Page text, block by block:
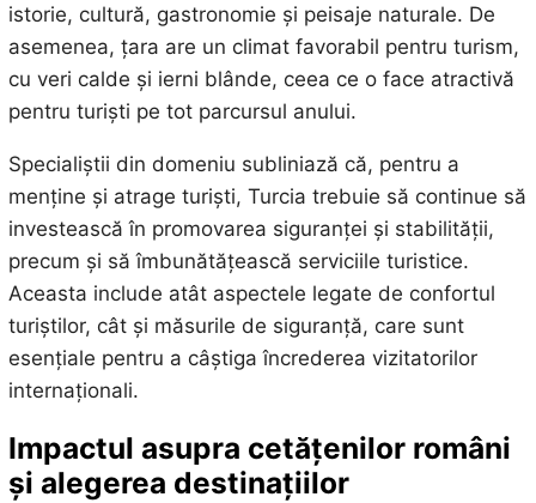
istorie, cultură, gastronomie și peisaje naturale. De
asemenea, țara are un climat favorabil pentru turism,
cu veri calde și ierni blânde, ceea ce o face atractivă
pentru turiști pe tot parcursul anului.
Specialiștii din domeniu subliniază că, pentru a
menține și atrage turiști, Turcia trebuie să continue să
investească în promovarea siguranței și stabilității,
precum și să îmbunătățească serviciile turistice.
Aceasta include atât aspectele legate de confortul
turiștilor, cât și măsurile de siguranță, care sunt
esențiale pentru a câștiga încrederea vizitatorilor
internaționali.
Impactul asupra cetățenilor români
și alegerea destinațiilor